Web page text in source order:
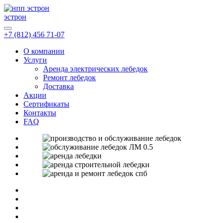
эстрон
+7 (812) 456 71-07
О компании
Услуги
Аренда электрических лебедок
Ремонт лебедок
Доставка
Акции
Сертификаты
Контакты
FAQ